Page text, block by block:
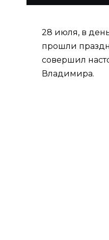
28 июля, в
прошли
совершил
Владимира.